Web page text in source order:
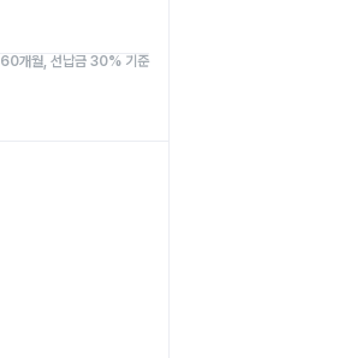
60개월, 선납금 30% 기준